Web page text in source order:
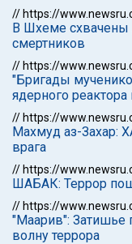
// https://
В Шхеме схвачены
смертников
// https://
"Бригады
ядерного
// https://
Махмуд аз-Захар:
врага
// https://
ШАБАК: Террор
// https://
"Маарив": Затишье
волну террора